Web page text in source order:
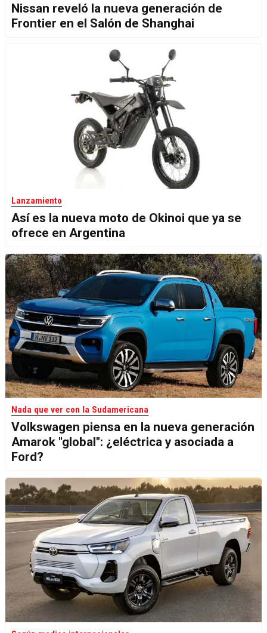
Nissan reveló la nueva generación de
Frontier en el Salón de Shanghai
Lanzamiento
Así es la nueva moto de Okinoi que ya se
ofrece en Argentina
Nada que ver con la Sudamericana
Volkswagen piensa en la nueva generación
Amarok "global": ¿eléctrica y asociada a
Ford?